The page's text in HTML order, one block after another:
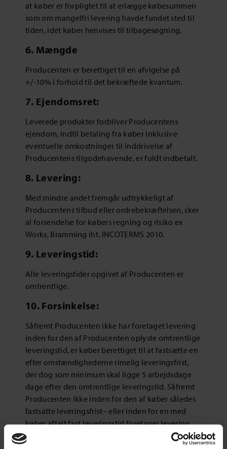
at køber er forpligtet til at erlægge købesummen
som om mangelfri levering havde fundet sted til
tiden, idet køber henvises til tilbagesøgning.
6. Mængde
Producenten er berettiget til en afvigelse på
+/-10% i forhold til det bekræftede kvantum.
7. Ejendomsret:
Leverede produkter forbliver Producentens
ejendom, indtil betaling fra køber inklusive
eventuelle omkostninger til inddrivelse af
Producentens tilgodehavende, er fuldt indbetalt.
8. Levering:
Med mindre andet fremgår udtrykkeligt af
Producentens tilbud eller ordrebekræftelsen, sker
al forsendelse for købers regning og risiko ex
Works, Bramming iht. INCOTERMS 2010.
9. Leveringstid:
Alle leveringstider opgivet af Producenten er
omtrentlige.
10. Forsinkelse:
Såfremt Producenten ikke har foretaget levering
inden for den af Producenten oplyste omtrentlige
leveringstid, er køber berettiget til at fastsætte en
efter omstændighederne rimelig leveringsfrist,
der dog som minimum skal ligge 5 arbejdsdage
dage efter den omtrentlige leveringstid. Såfremt
Producenten ikke inden for den af køber således
fastsatte leveringsfrist– eller inden for en med
køber aftalt fast leveringstid foretager levering,
og forsinkelse ikke skyldes de i punkt 13 angivne